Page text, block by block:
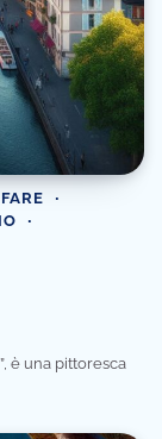
è una pittoresca